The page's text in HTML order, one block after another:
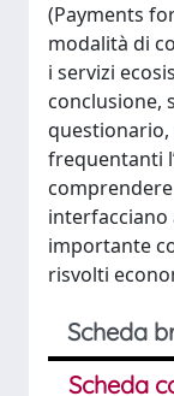
(Payments
modalità di
i servizi
conclusione,
frequentanti
importante
risvolti
Scheda
Scheda